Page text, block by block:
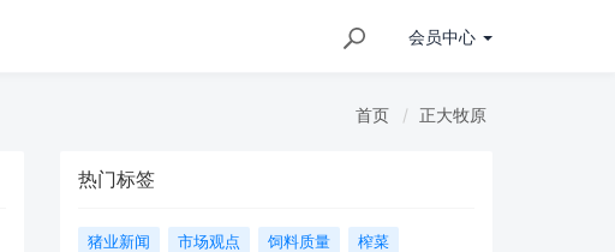
会员中心
首页 正大牧原
热门标签
猪业新闻 市场观点 饲料质量
榨菜